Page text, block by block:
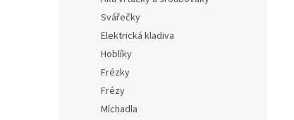
Svářečky
Elektrická kladiva
Hoblíky
Frézky
Frézy
Míchadla